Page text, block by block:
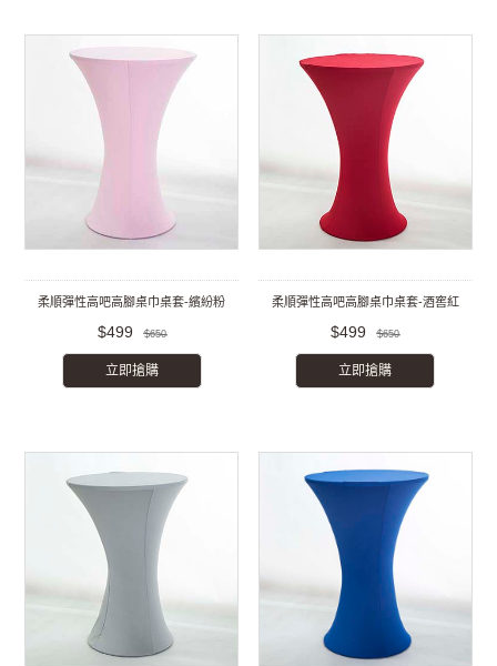
柔順彈性高吧高腳桌巾桌套-繽紛粉
$499 $650
立即搶購
柔順彈性高吧高腳桌巾桌套-酒窖紅
$499 $650
立即搶購